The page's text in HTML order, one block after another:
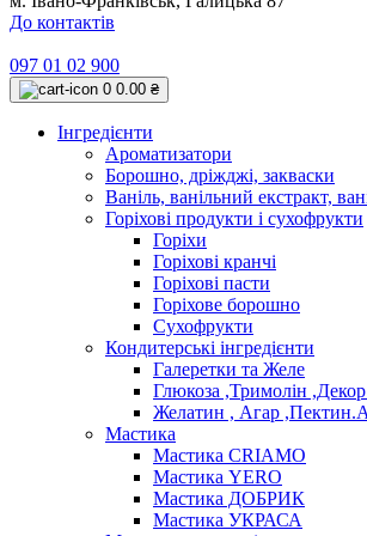
До контактів
097 01 02 900
0 0.00 ₴
Інгредієнти
Ароматизатори
Борошно, дріжджі, закваски
Ваніль, ванільний екстракт,
Горіхові продукти і сухофрукти
Горіхи
Горіхові кранчі
Горіхові пасти
Горіхове борошно
Сухофрукти
Кондитерські інгредієнти
Галеретки та Желе
Глюкоза ,Тримолін ,Декор
Желатин , Агар
Мастика
Мастика CRIAMO
Мастика YERO
Мастика ДОБРИК
Мастика УКРАСА